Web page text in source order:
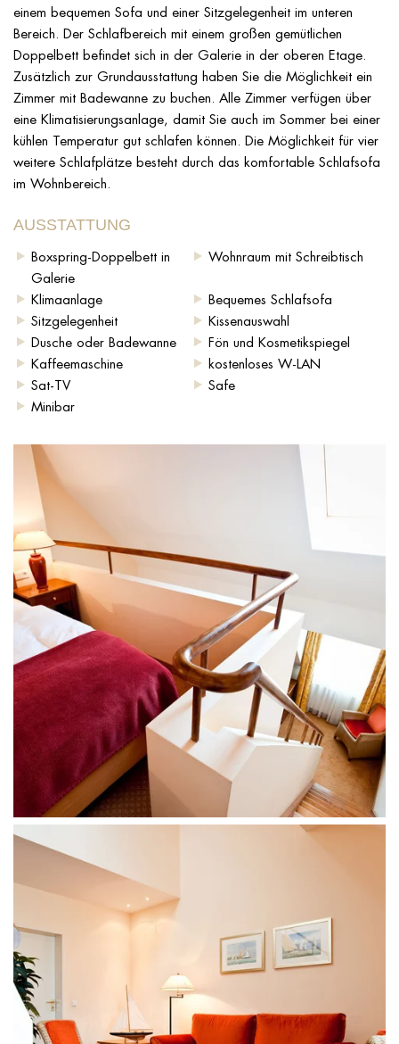
einem bequemen Sofa und einer Sitzgelegenheit im unteren
Bereich. Der Schlafbereich mit einem großen gemütlichen
Doppelbett befindet sich in der Galerie in der oberen Etage.
Zusätzlich zur Grundausstattung haben Sie die Möglichkeit ein
Zimmer mit Badewanne zu buchen. Alle Zimmer verfügen über
eine Klimatisierungsanlage, damit Sie auch im Sommer bei einer
kühlen Temperatur gut schlafen können. Die Möglichkeit für vier
weitere Schlafplätze besteht durch das komfortable Schlafsofa
im Wohnbereich.
AUSSTATTUNG
Boxspring-Doppelbett in
Galerie
Wohnraum mit Schreibtisch
Klimaanlage
Bequemes Schlafsofa
Sitzgelegenheit
Kissenauswahl
Dusche oder Badewanne
Fön und Kosmetikspiegel
Kaffeemaschine
kostenloses W-LAN
Sat-TV
Safe
Minibar